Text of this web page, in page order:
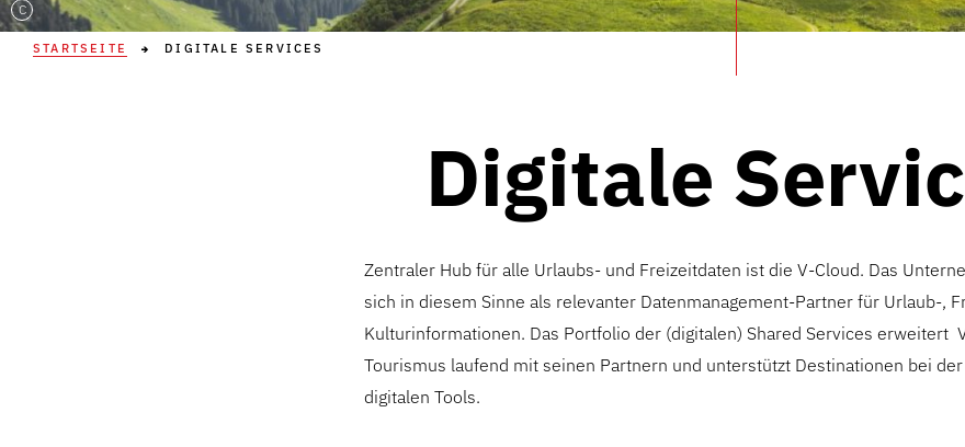
C
STARTSEITE DIGITALE SERVICES
Digitale
Zentraler Hub für alle Urlaubs- und Freizeitdaten ist die V-Cloud. Das
sich in diesem Sinne als relevanter Datenmanagement-Partner für Urlaub-,
Kulturinformationen. Das Portfolio der (digitalen) Shared Services erweitert
Tourismus laufend mit seinen Partnern und unterstützt Destinationen bei
digitalen Tools.